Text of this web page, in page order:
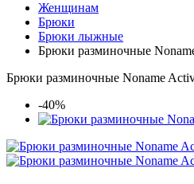
Женщинам
Брюки
Брюки лыжные
Брюки разминочные
Брюки разминочные Noname
-40%